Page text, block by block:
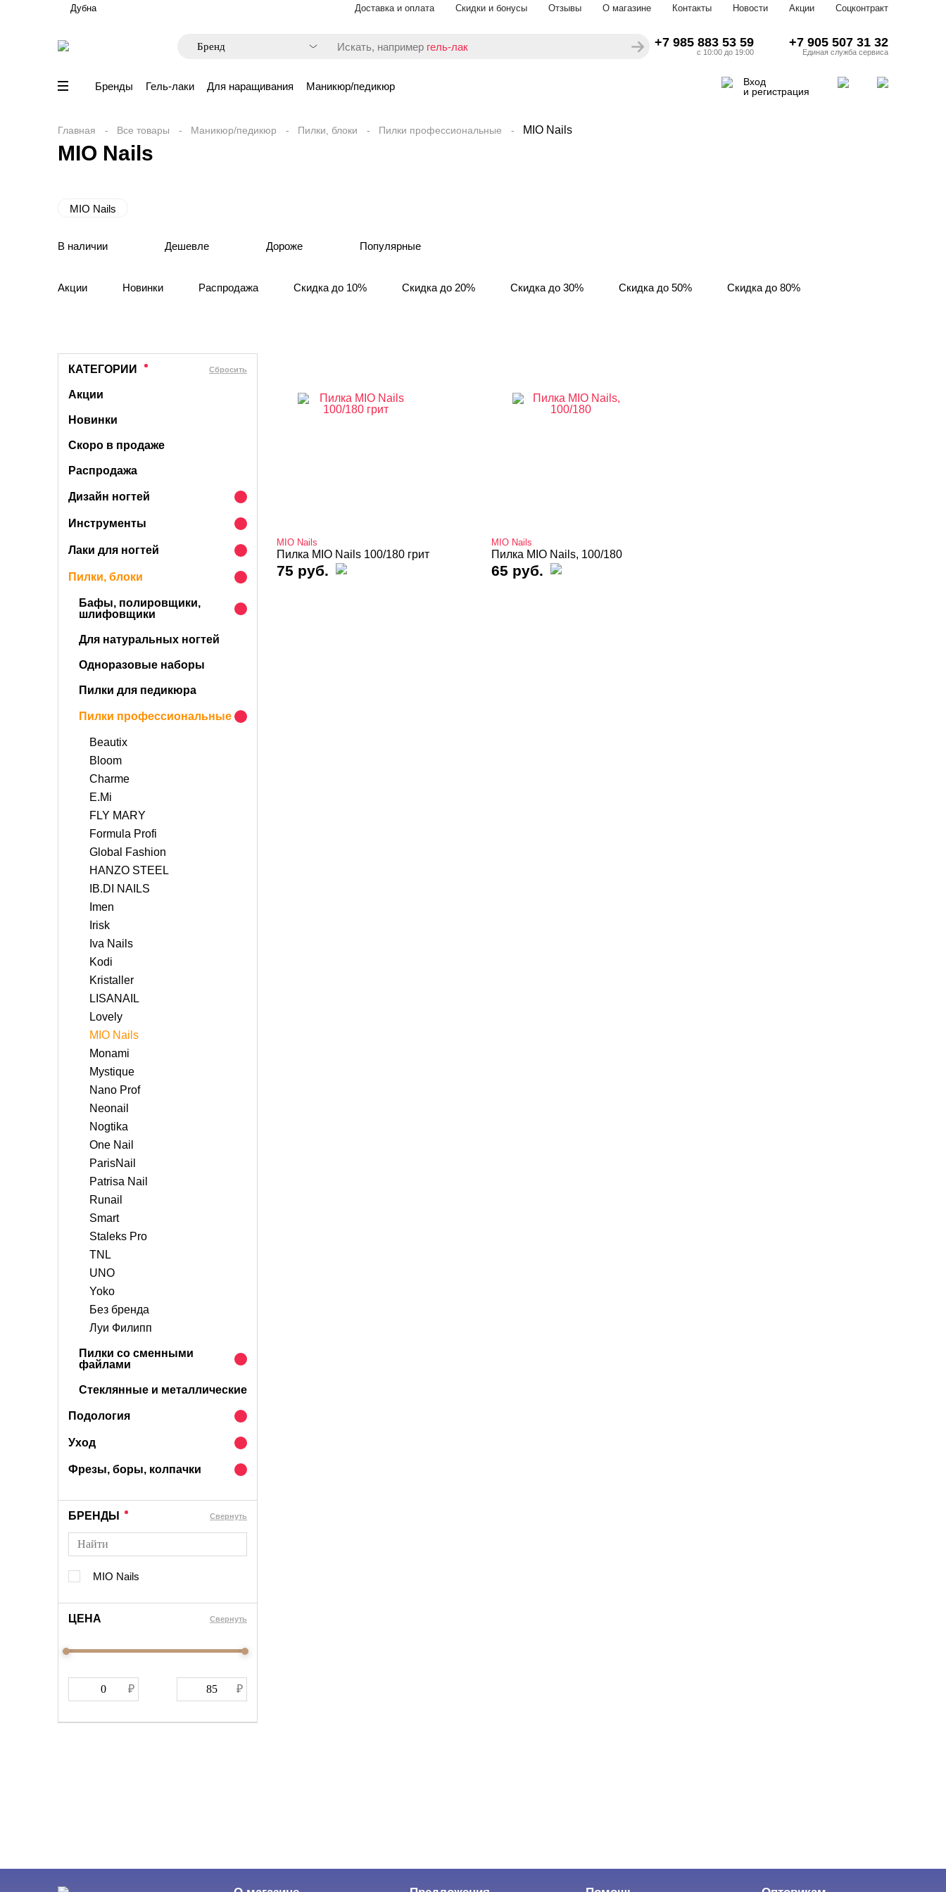
Дубна Доставка и оплата Скидки и бонусы Отзывы О магазине Контакты Новости Акции Соцконтракт
Искать, например гель-лак +7 985 883 53 59
с 10:00 до 19:00
+7 905 507 31 32
Единая служба сервиса
Бренды Гель-лаки Для наращивания Маникюр/педикюр
Вход
и регистрация
Главная Все товары Маникюр/педикюр Пилки, блоки Пилки профессиональные MIO Nails
MIO Nails
MIO Nails
В наличии Дешевле Дороже Популярные
Акции Новинки Распродажа Скидка до 10% Скидка до 20% Скидка до 30% Скидка до 50% Скидка до 80%
КАТЕГОРИИ Cбросить
Акции
Новинки
Скоро в продаже
Распродажа
Дизайн ногтей
Инструменты
Лаки для ногтей
Пилки, блоки
Бафы, полировщики,
шлифовщики
Для натуральных ногтей
Одноразовые наборы
Пилки для педикюра
Пилки профессиональные
Beautix
Bloom
Charme
E.Mi
FLY MARY
Formula Profi
Global Fashion
HANZO STEEL
IB.DI NAILS
Imen
Irisk
Iva Nails
Kodi
Kristaller
LISANAIL
Lovely
MIO Nails
Monami
Mystique
Nano Prof
Neonail
Nogtika
One Nail
ParisNail
Patrisa Nail
Runail
Smart
Staleks Pro
TNL
UNO
Yoko
Без бренда
Луи Филипп
Пилки со сменными
файлами
Стеклянные и металлические
Подология
Уход
Фрезы, боры, колпачки
БРЕНДЫ Cвернуть
MIO Nails
ЦЕНА Cвернуть
MIO Nails
Пилка MIO Nails 100/180 грит
75 руб.
MIO Nails
Пилка MIO Nails, 100/180
65 руб.